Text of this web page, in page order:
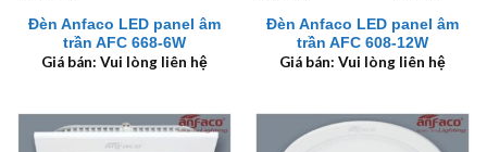
Đèn Anfaco LED panel âm
trần AFC 668-6W
Giá bán: Vui lòng liên hệ
Đèn Anfaco LED panel âm
trần AFC 608-12W
Giá bán: Vui lòng liên hệ